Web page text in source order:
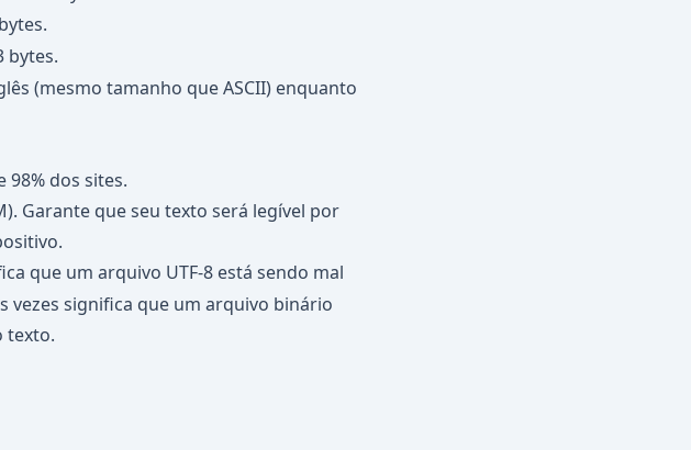
bytes.
(mesmo tamanho que ASCII) enquanto
98% dos sites.
Garante que seu texto será legível por
que um arquivo UTF-8 está sendo mal
vezes significa que um arquivo binário
texto.